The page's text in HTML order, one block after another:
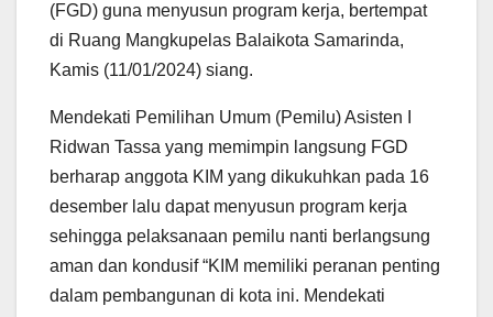
(FGD) guna menyusun program kerja, bertempat
di Ruang Mangkupelas Balaikota Samarinda,
Kamis (11/01/2024) siang.
Mendekati Pemilihan Umum (Pemilu) Asisten I
Ridwan Tassa yang memimpin langsung FGD
berharap anggota KIM yang dikukuhkan pada 16
desember lalu dapat menyusun program kerja
sehingga pelaksanaan pemilu nanti berlangsung
aman dan kondusif “KIM memiliki peranan penting
dalam pembangunan di kota ini. Mendekati